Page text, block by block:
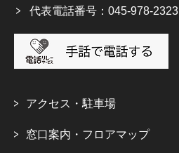
代表電話番号：045-978-2323
アクセス・駐車場
窓口案内・フロアマップ